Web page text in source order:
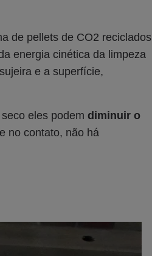
de pellets de CO2 reciclados
energia cinética da limpeza
e a superfície,
eles podem diminuir o
no contato, não há